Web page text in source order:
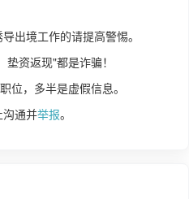
出境工作的请提高警惕。
资返现"都是诈骗！
位，多半是虚假信息。
通并举报。